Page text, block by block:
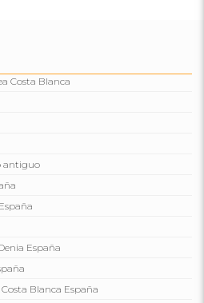
Costa Blanca
antiguo
España
Blanca España